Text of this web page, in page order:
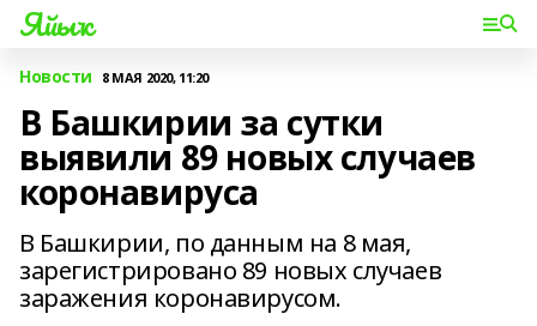
Яйыҡ
Новости 8 МАЯ 2020, 11:20
В Башкирии за сутки
выявили 89 новых случаев
коронавируса
В Башкирии, по данным на 8 мая,
зарегистрировано 89 новых случаев
заражения коронавирусом.